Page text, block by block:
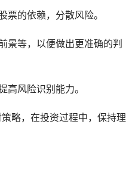
的依赖，分散风险。
景等，以便做出更准确的判
风险识别能力。
略，在投资过程中，保持理